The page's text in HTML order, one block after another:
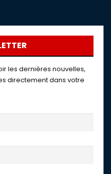
les dernières nouvelles,
directement dans votre